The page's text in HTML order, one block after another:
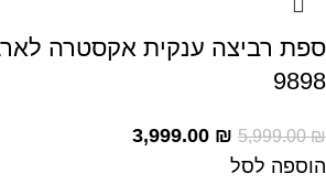
ספת רביצה ענקית אקסטרה
9898
5,999.00₪
3,999.00 ₪
הוספה לסל